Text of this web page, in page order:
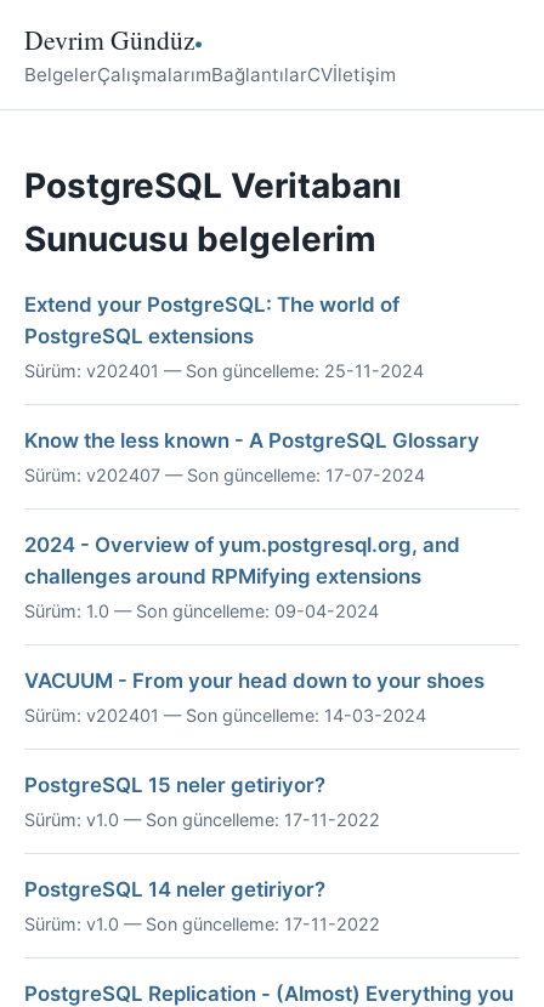
Devrim Gündüz
BelgelerÇalışmalarımBağlantılarCVİletişim
PostgreSQL Veritabanı
Sunucusu belgelerim
Extend your PostgreSQL: The world of
PostgreSQL extensions
Sürüm: v202401 — Son güncelleme: 25-11-2024
Know the less known - A PostgreSQL Glossary
Sürüm: v202407 — Son güncelleme: 17-07-2024
2024 - Overview of yum.postgresql.org, and
challenges around RPMifying extensions
Sürüm: 1.0 — Son güncelleme: 09-04-2024
VACUUM - From your head down to your shoes
Sürüm: v202401 — Son güncelleme: 14-03-2024
PostgreSQL 15 neler getiriyor?
Sürüm: v1.0 — Son güncelleme: 17-11-2022
PostgreSQL 14 neler getiriyor?
Sürüm: v1.0 — Son güncelleme: 17-11-2022
PostgreSQL Replication - (Almost) Everything you